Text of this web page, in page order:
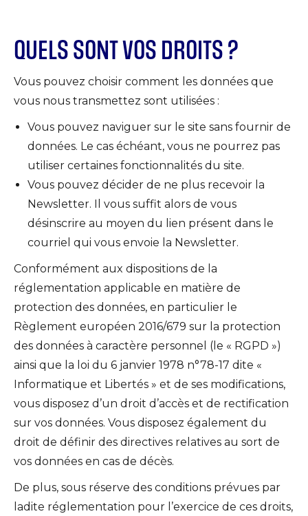
QUELS SONT VOS DROITS ?
Vous pouvez choisir comment les données que
vous nous transmettez sont utilisées :
Vous pouvez naviguer sur le site sans fournir de
données. Le cas échéant, vous ne pourrez pas
utiliser certaines fonctionnalités du site.
Vous pouvez décider de ne plus recevoir la
Newsletter. Il vous suffit alors de vous
désinscrire au moyen du lien présent dans le
courriel qui vous envoie la Newsletter.
Conformément aux dispositions de la
réglementation applicable en matière de
protection des données, en particulier le
Règlement européen 2016/679 sur la protection
des données à caractère personnel (le « RGPD »)
ainsi que la loi du 6 janvier 1978 n°78-17 dite «
Informatique et Libertés » et de ses modifications,
vous disposez d’un droit d’accès et de rectification
sur vos données. Vous disposez également du
droit de définir des directives relatives au sort de
vos données en cas de décès.
De plus, sous réserve des conditions prévues par
ladite réglementation pour l’exercice de ces droits,